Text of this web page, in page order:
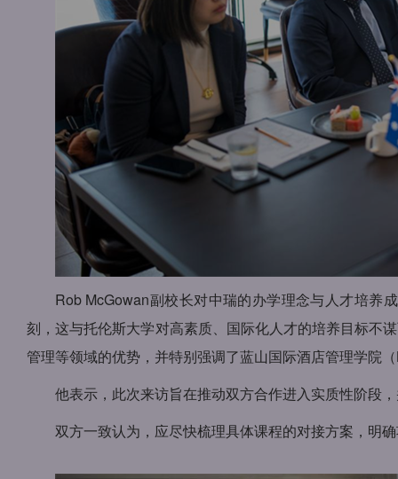
Rob McGowan副校长对中瑞的办学理念与人才培养
刻，这与托伦斯大学对高素质、国际化人才的培养目标不
管理等领域的优势，并特别强调了蓝山国际酒店管理学院
他表示，此次来访旨在推动双方合作进入实质性阶段
双方一致认为，应尽快梳理具体课程的对接方案，明